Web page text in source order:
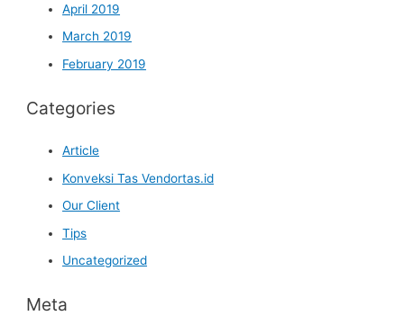
April 2019
March 2019
February 2019
Categories
Article
Konveksi Tas Vendortas.id
Our Client
Tips
Uncategorized
Meta